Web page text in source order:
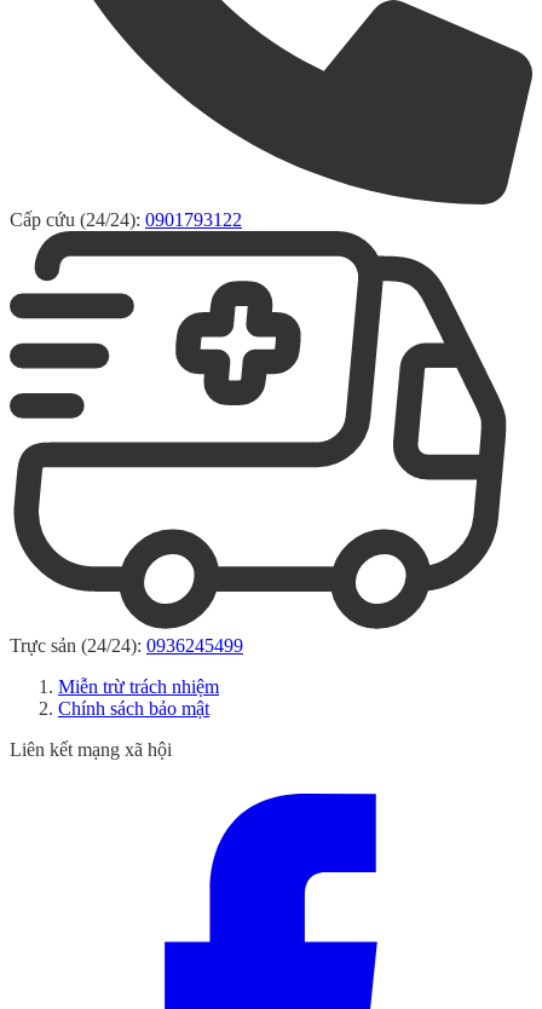
Cấp cứu (24/24): 0901793122
Trực sản (24/24): 0936245499
Miễn trừ trách nhiệm
Chính sách bảo mật
Liên kết mạng xã hội